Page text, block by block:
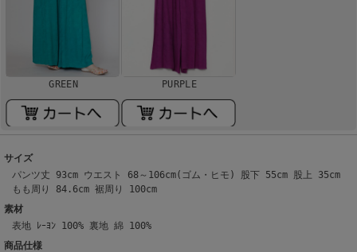
GREEN PURPLE
サイズ
パンツ丈 93cm ウエスト 68～106cm(ゴム・ヒモ) 股下 55cm 股上 35cm
もも周り 84.6cm 裾周り 100cm
素材
表地 ﾚｰﾖﾝ 100% 裏地 綿 100%
商品仕様